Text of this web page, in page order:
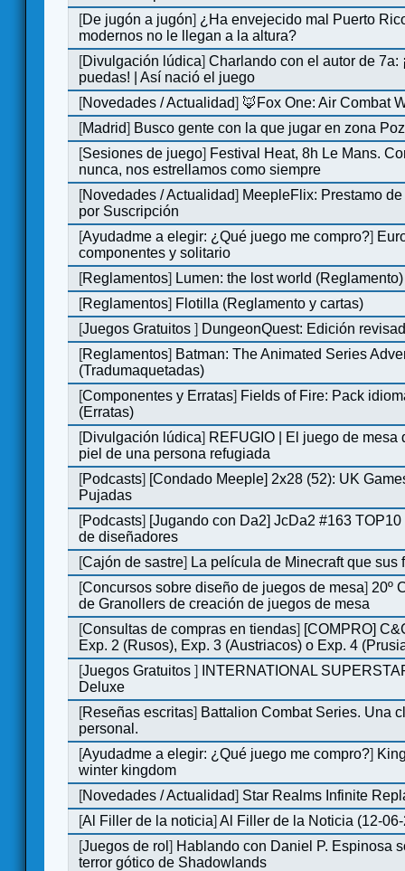
[De jugón a jugón] ¿Ha envejecido mal Puerto
modernos no le llegan a la altura?
[Divulgación lúdica]Charlando con el autor de 7a:
puedas! | Así nació el juego
[Novedades / Actualidad] 🦊Fox One: Air Combat
[Madrid] Busco gente con la que jugar en zona
[Sesiones de juego] Festival Heat, 8h Le Mans.
nunca, nos estrellamos como siempre
[Novedades / Actualidad] MeepleFlix: Prestamo
por Suscripción
[Ayudadme a elegir: ¿Qué juego me compro?]
componentes y solitario
[Reglamentos] Lumen: the lost world (Reglamento)
[Reglamentos] Flotilla (Reglamento y cartas)
[Juegos Gratuitos] DungeonQuest: Edición
[Reglamentos] Batman: The Animated Series
(Tradumaquetadas)
[Componentes y Erratas] Fields of Fire: Pack
(Erratas)
[Divulgación lúdica] REFUGIO | El juego de mesa
piel de una persona refugiada
[Podcasts] [Condado Meeple] 2x28 (52): UK
Pujadas
[Podcasts] [Jugando con Da2] JcDa2 #163
de diseñadores
[Cajón de sastre] La película de Minecraft que sus
[Concursos sobre diseño de juegos de mesa] 20º
de Granollers de creación de juegos de mesa
[Consultas de compras en tiendas] [COMPRO]
Exp. 2 (Rusos), Exp. 3 (Austriacos) o Exp. 4
[Juegos Gratuitos]
INTERNATIONAL
Deluxe
[Reseñas escritas] Battalion Combat Series. Una
personal.
[Ayudadme a elegir: ¿Qué juego me compro?]
winter kingdom
[Novedades / Actualidad] Star Realms Infinite
[Al Filler de la noticia]Al Filler de la Noticia (12-
[Juegos de rol] Hablando con Daniel P. Espinosa
terror gótico de Shadowlands